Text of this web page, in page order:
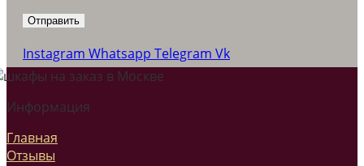
Instagram Whatsapp Telegram Vk
Информация
Главная
Отзывы